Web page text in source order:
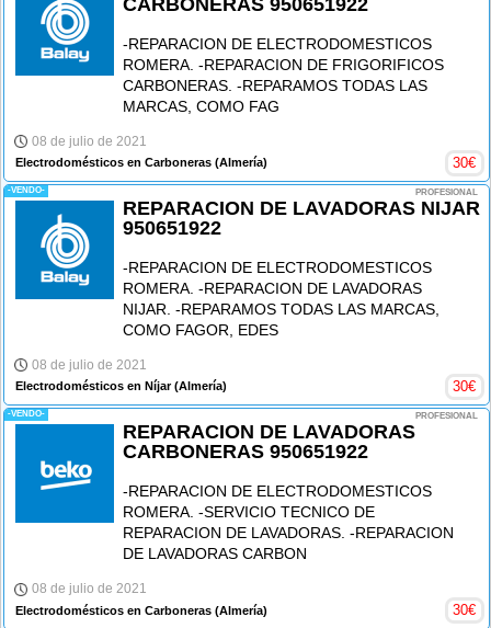
-REPARACION DE ELECTRODOMESTICOS
ROMERA. -REPARACION DE FRIGORIFICOS
CARBONERAS. -REPARAMOS TODAS LAS
MARCAS, COMO FAG
08 de julio de 2021
Electrodomésticos en Carboneras (Almería) 30€
-VENDO- PROFESIONAL
REPARACION DE LAVADORAS NIJAR
950651922
-REPARACION DE ELECTRODOMESTICOS
ROMERA. -REPARACION DE LAVADORAS
NIJAR. -REPARAMOS TODAS LAS MARCAS,
COMO FAGOR, EDES
08 de julio de 2021
Electrodomésticos en Níjar(Almería) 30€
-VENDO- PROFESIONAL
REPARACION DE LAVADORAS
CARBONERAS 950651922
-REPARACION DE ELECTRODOMESTICOS
ROMERA. -SERVICIO TECNICO DE
REPARACION DE LAVADORAS. -REPARACION
DE LAVADORAS CARBON
08 de julio de 2021
Electrodomésticos en Carboneras (Almería) 30€